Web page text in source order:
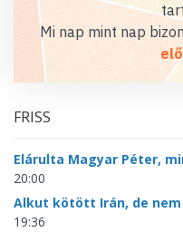
Mi nap mint nap
FRISS
Elárulta Magyar Péter,
20:00
Alkut kötött Irán, de
19:36